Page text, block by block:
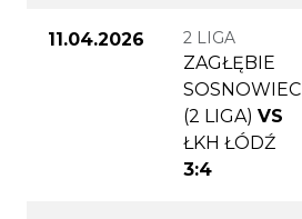
11.04.2026 2 LIGA
ZAGŁĘBIE
SOSNOWIEC
(2 LIGA) VS
ŁKH ŁÓDŹ
3:4